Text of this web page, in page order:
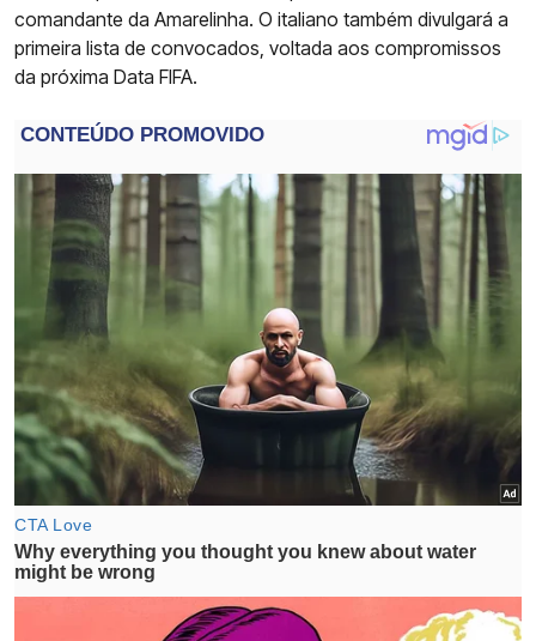
comandante da Amarelinha. O italiano também divulgará a
primeira lista de convocados, voltada aos compromissos
da próxima Data FIFA.